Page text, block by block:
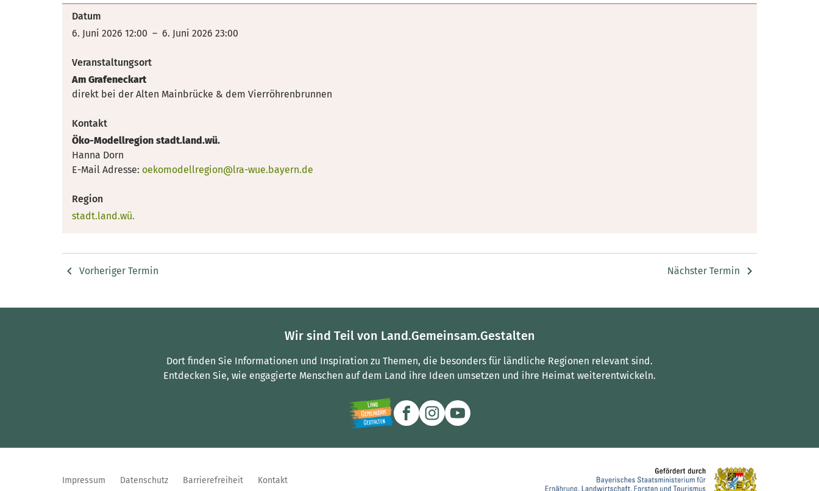
Datum
6. Juni 2026 12:00 – 6. Juni 2026 23:00
Veranstaltungsort
Am Grafeneckart
direkt bei der Alten Mainbrücke & dem Vierröhrenbrunnen
Kontakt
Öko-Modellregion stadt.land.wü.
Hanna Dorn
E-Mail Adresse: oekomodellregion@lra-wue.bayern.de
Region
stadt.land.wü.
Vorheriger Termin Nächster Termin
Wir sind Teil von Land.Gemeinsam.Gestalten
Dort finden Sie Informationen und Inspiration zu Themen, die besonders für ländliche Regionen relevant sind.
Entdecken Sie, wie engagierte Menschen auf dem Land ihre Ideen umsetzen und ihre Heimat weiterentwickeln.
Impressum Datenschutz Barrierefreiheit Kontakt